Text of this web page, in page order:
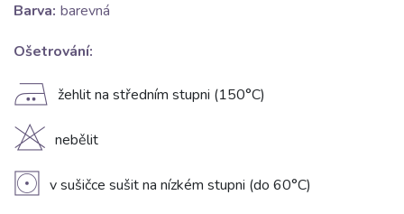
Barva: barevná
Ošetrování:
E žehlit na středním stupni (150°C)
H nebělit
V v sušičce sušit na nízkém stupni (do 60°C)